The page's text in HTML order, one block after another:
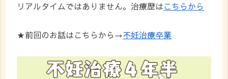
リアルタイムではありません。治療歴はこちらから
★前回のお話はこちらから→不妊治療卒業